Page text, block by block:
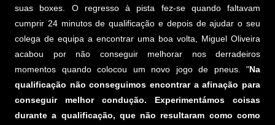
suas boxes. O regresso à pista fez-se quando faltavam
cumprir 24 minutos de qualificação e depois de ajudar o seu
colega de equipa a encontrar uma boa volta, Miguel Oliveira
acabou por não conseguir melhorar nos derradeiros
momentos quando colocou um novo jogo de pneus. "Na
qualificação não conseguimos encontrar a afinação para
conseguir melhor condução. Experimentámos coisas
durante a qualificação, que não resultaram como como